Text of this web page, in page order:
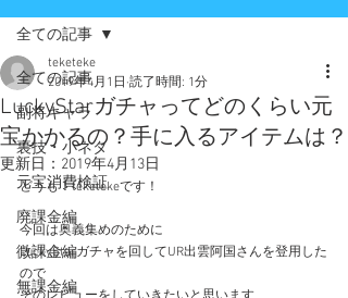
全ての記事
副将キャラ
裏技・小ネタ
元宝消費検証
廃課金編
微課金編
無課金編
全ての記事
LuckyStarガチャってどのくらい元
宝かかるの？手に入るアイテムは？
teketeke
2019年4月1日 読了時間: 1分
更新日： 2019年4月13日
どうも！teketekeです！
今回は奥義集めのために
LuckyStarガチャを回してUR出雲阿国さんを登用した
ので